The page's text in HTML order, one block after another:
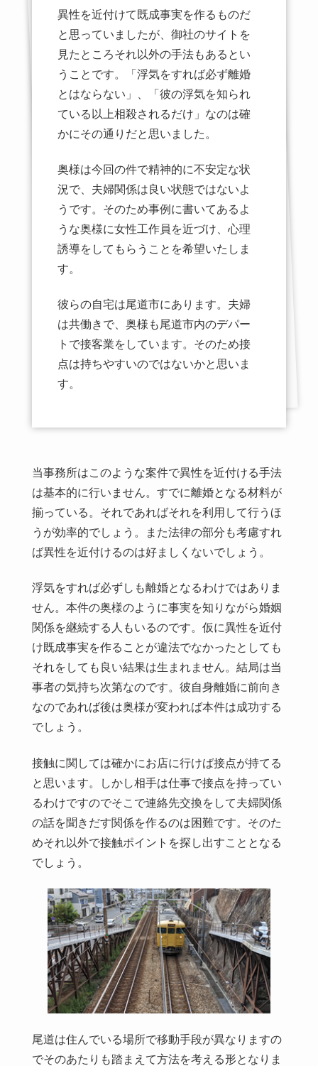
異性を近付けて既成事実を作るものだ
と思っていましたが、御社のサイトを
見たところそれ以外の手法もあるとい
うことです。「浮気をすれば必ず離婚
とはならない」、「彼の浮気を知られ
ている以上相殺されるだけ」なのは確
かにその通りだと思いました。
奥様は今回の件で精神的に不安定な状
況で、夫婦関係は良い状態ではないよ
うです。そのため事例に書いてあるよ
うな奥様に女性工作員を近づけ、心理
誘導をしてもらうことを希望いたしま
す。
彼らの自宅は尾道市にあります。夫婦
は共働きで、奥様も尾道市内のデパー
トで接客業をしています。そのため接
点は持ちやすいのではないかと思いま
す。
当事務所はこのような案件で異性を近付ける手法
は基本的に行いません。すでに離婚となる材料が
揃っている。それであればそれを利用して行うほ
うが効率的でしょう。また法律の部分も考慮すれ
ば異性を近付けるのは好ましくないでしょう。
浮気をすれば必ずしも離婚となるわけではありま
せん。本件の奥様のように事実を知りながら婚姻
関係を継続する人もいるのです。仮に異性を近付
け既成事実を作ることが違法でなかったとしても
それをしても良い結果は生まれません。結局は当
事者の気持ち次第なのです。彼自身離婚に前向き
なのであれば後は奥様が変われば本件は成功する
でしょう。
接触に関しては確かにお店に行けば接点が持てる
と思います。しかし相手は仕事で接点を持ってい
るわけですのでそこで連絡先交換をして夫婦関係
の話を聞きだす関係を作るのは困難です。そのた
めそれ以外で接触ポイントを探し出すこととなる
でしょう。
尾道は住んでいる場所で移動手段が異なりますの
でそのあたりも踏まえて方法を考える形となりま